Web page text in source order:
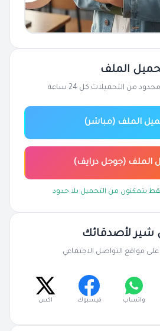
الملف
من التحميلات كل 24 ساعة
الملف (مباشر)
الملف (جوجل درايف)
يتمكنون من التحميل بلا حدود
شير لأصدقائك
مواقع التواصل الاجتماعي
واتساب فيسبوك اكس